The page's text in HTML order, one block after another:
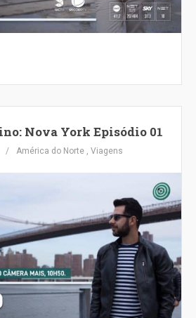
Nova York Episódio 01
América do Norte, Viagens